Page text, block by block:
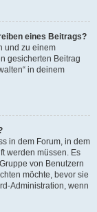
eines Beitrags?
und zu einem
gesicherten Beitrag
in deinem
in dem Forum, in dem
werden müssen. Es
von Benutzern
möchte, bevor sie
Administration, wenn